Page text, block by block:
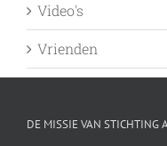
Video's
Vrienden
DE MISSIE VAN STICHTING